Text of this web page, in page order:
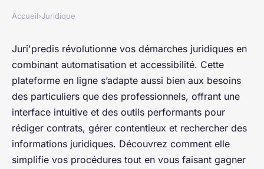
Découvrez comment
juri'predis facilite vos
démarches juridiques
Yasmine• 2 juin 2025• 6 min de lecture
Accueil›Juridique
Juri'predis révolutionne vos démarches juridiques en
combinant automatisation et accessibilité. Cette
plateforme en ligne s’adapte aussi bien aux besoins
des particuliers que des professionnels, offrant une
interface intuitive et des outils performants pour
rédiger contrats, gérer contentieux et rechercher des
informations juridiques. Découvrez comment elle
simplifie vos procédures tout en vous faisant gagner